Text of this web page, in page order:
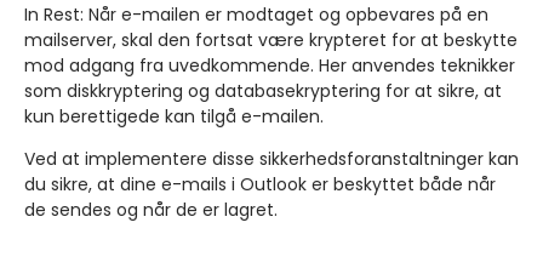
In Rest: Når e-mailen er modtaget og opbevares på en
mailserver, skal den fortsat være krypteret for at beskytte
mod adgang fra uvedkommende. Her anvendes teknikker
som diskkryptering og databasekryptering for at sikre, at
kun berettigede kan tilgå e-mailen.
Ved at implementere disse sikkerhedsforanstaltninger kan
du sikre, at dine e-mails i Outlook er beskyttet både når
de sendes og når de er lagret.